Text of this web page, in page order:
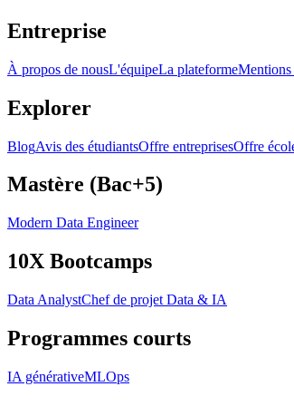
Entreprise
À propos de nousL'équipeLa plateforme
Explorer
BlogAvis des étudiantsOffre entreprisesOffre
Mastère (Bac+5)
Modern Data Engineer
10X Bootcamps
Data AnalystChef de projet Data & IA
Programmes courts
IA générativeMLOps